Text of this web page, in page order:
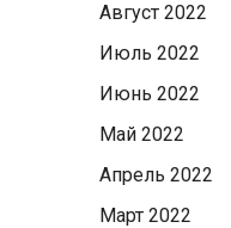
Август 2022
Июль 2022
Июнь 2022
Май 2022
Апрель 2022
Март 2022